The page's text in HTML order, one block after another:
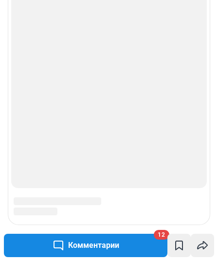
Комментарии
12